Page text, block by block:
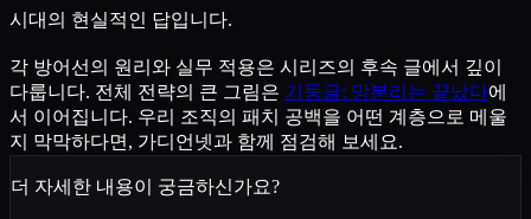
시대의 현실적인 답입니다.
각 방어선의 원리와 실무 적용은 시리즈의 후속 글에서 깊이
다룹니다. 전체 전략의 큰 그림은 기둥글: 망분리는 끝났다에
서 이어집니다. 우리 조직의 패치 공백을 어떤 계층으로 메울
지 막막하다면, 가디언넷과 함께 점검해 보세요.
더 자세한 내용이 궁금하신가요?